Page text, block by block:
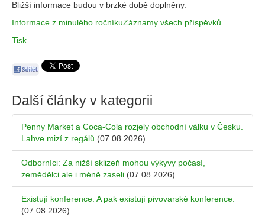
Bližší informace budou v brzké době doplněny.
Informace z minulého ročníkuZáznamy všech příspěvků
Tisk
Další články v kategorii
Penny Market a Coca-Cola rozjely obchodní válku v Česku.
Lahve mizí z regálů (07.08.2026)
Odborníci: Za nižší sklizeň mohou výkyvy počasí,
zemědělci ale i méně zaseli (07.08.2026)
Existují konference. A pak existují pivovarské konference.
(07.08.2026)